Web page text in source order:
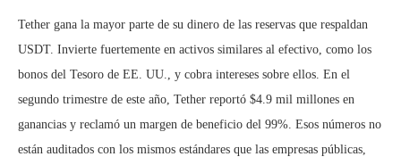
Tether gana la mayor parte de su dinero de las reservas que respaldan
USDT. Invierte fuertemente en activos similares al efectivo, como los
bonos del Tesoro de EE. UU., y cobra intereses sobre ellos. En el
segundo trimestre de este año, Tether reportó $4.9 mil millones en
ganancias y reclamó un margen de beneficio del 99%. Esos números no
están auditados con los mismos estándares que las empresas públicas,